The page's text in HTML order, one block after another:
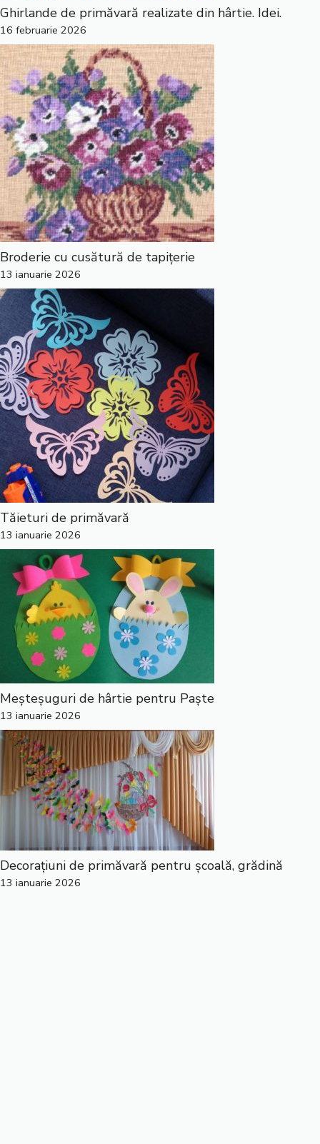
Ghirlande de primăvară realizate din hârtie. Idei.
16 februarie 2026
Broderie cu cusătură de tapițerie
13 ianuarie 2026
Tăieturi de primăvară
13 ianuarie 2026
Meșteșuguri de hârtie pentru Paște
13 ianuarie 2026
Decorațiuni de primăvară pentru școală, grădină
13 ianuarie 2026